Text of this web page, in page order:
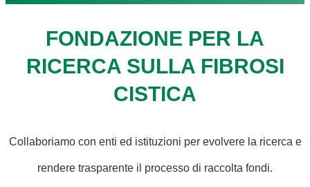
FONDAZIONE PER LA
RICERCA SULLA FIBROSI
CISTICA
Collaboriamo con enti ed istituzioni per evolvere la ricerca e
rendere trasparente il processo di raccolta fondi.